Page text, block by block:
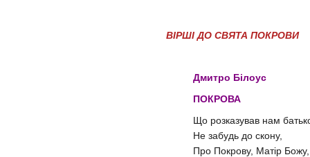
ВІРШІ ДО СВЯТА ПОКРОВИ
Дмитро Білоус
ПОКРОВА
Що розказував нам
Не забудь до скону,
Про Покрову, Матір Божу,